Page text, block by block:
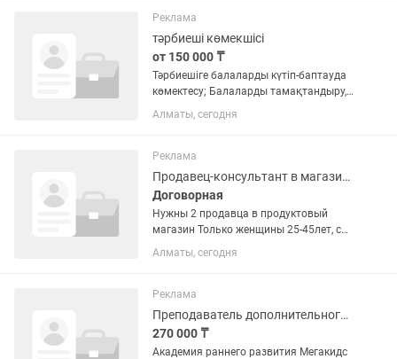
дотациямен жұмыс...
Реклама
тәрбиеші көмекшісі
от 150 000 ₸
Тәрбиешіге балаларды күтіп-баптауда
көмектесу; Балаларды тамақтандыру,
киімдерін ауыстыру және дәретханаға
алып бару; Топ бөлмесінде, жатын
тазалық сақтау; ...
Алматы, сегодня
Реклама
Продавец-консультант в магазине
Договорная
Нужны 2 продавца в продуктовый
магазин Только женщины 25-45лет, с
опытом работы. По всем вопросам
звоните по указанному номеру.
Алматы, сегодня
Реклама
Преподаватель дополнительного образования
270 000 ₸
Академия раннего развития Мегакидс